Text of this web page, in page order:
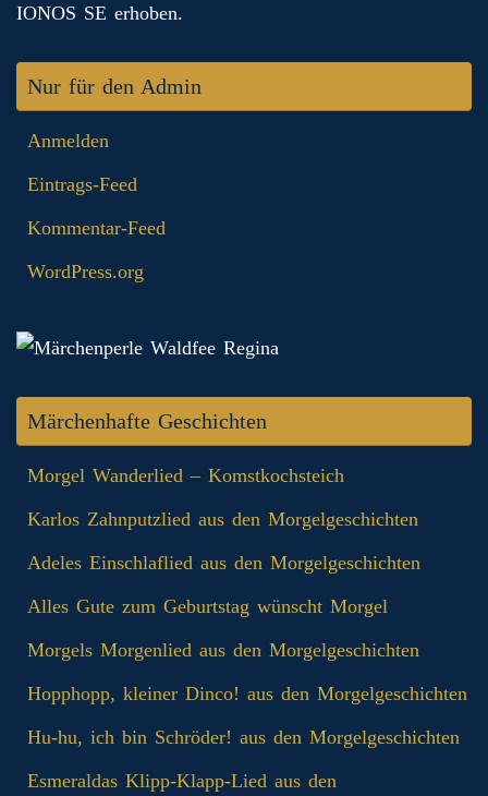
IONOS SE erhoben.
Nur für den Admin
Anmelden
Eintrags-Feed
Kommentar-Feed
WordPress.org
Märchenhafte Geschichten
Morgel Wanderlied – Komstkochsteich
Karlos Zahnputzlied aus den Morgelgeschichten
Adeles Einschlaflied aus den Morgelgeschichten
Alles Gute zum Geburtstag wünscht Morgel
Morgels Morgenlied aus den Morgelgeschichten
Hopphopp, kleiner Dinco! aus den Morgelgeschichten
Hu-hu, ich bin Schröder! aus den Morgelgeschichten
Esmeraldas Klipp‑Klapp‑Lied aus den